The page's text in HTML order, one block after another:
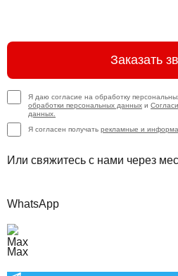
Заказать
Я даю согласие на обработку
обработки персональных данных и
данных.
Я согласен получать рекламные и
Или свяжитесь с нами через
WhatsApp
Max